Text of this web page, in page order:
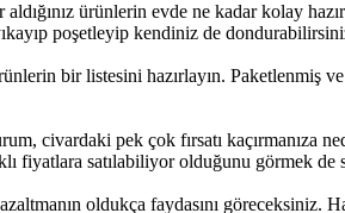
ürünlerin evde ne kadar kolay
poşetleyip kendiniz de
bir listesini hazırlayın.
civardaki pek çok fırsatı
satılabiliyor olduğunu görmek de
oldukça faydasını